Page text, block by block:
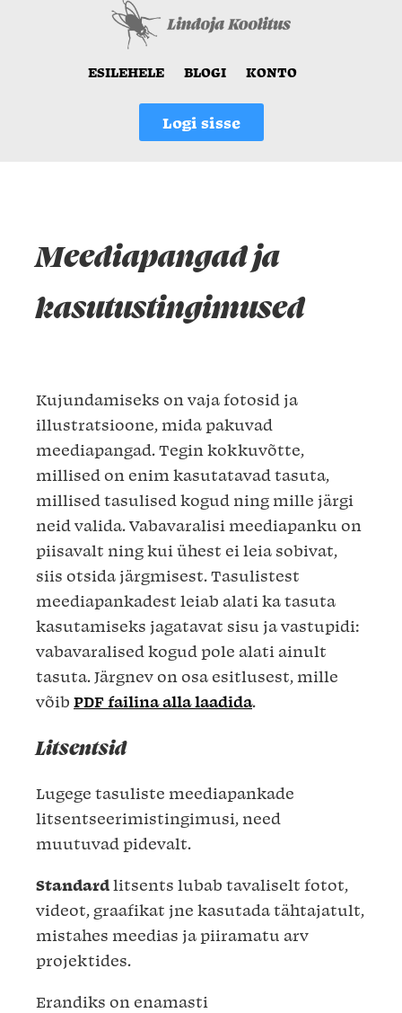
ESILEHELE BLOGI KONTO
Logi sisse
Meediapangad ja
kasutustingimused
Kujundamiseks on vaja fotosid ja
illustratsioone, mida pakuvad
meediapangad. Tegin kokkuvõtte,
millised on enim kasutatavad tasuta,
millised tasulised kogud ning mille järgi
neid valida.Vabavaralisi meediapanku on
piisavalt ning kui ühest ei leia sobivat,
siis otsida järgmisest. Tasulistest
meediapankadest leiab alati ka tasuta
kasutamiseks jagatavat sisu ja vastupidi:
vabavaralised kogud pole alati ainult
tasuta. Järgnev on osa esitlusest, mille
võib PDF failina alla laadida.
Litsentsid
Lugege tasuliste meediapankade
litsentseerimistingimusi, need
muutuvad pidevalt.
Standardlitsents lubab tavaliselt fotot,
videot, graafikat jne kasutada tähtajatult,
mistahes meedias ja piiramatu arv
projektides.
Erandiks on enamasti